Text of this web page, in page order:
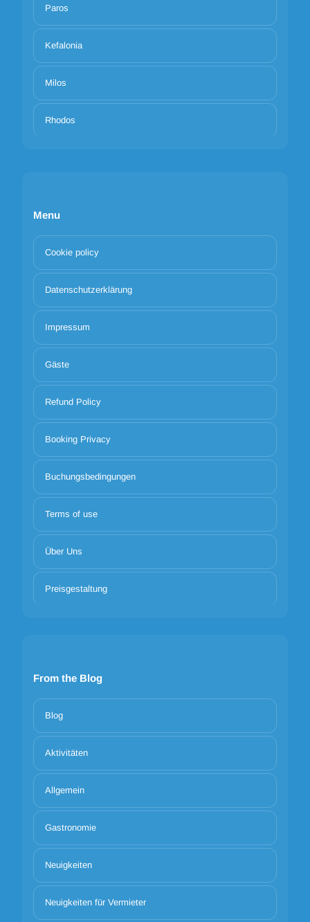
Paros
Kefalonia
Milos
Rhodos
Menu
Cookie policy
Datenschutzerklärung
Impressum
Gäste
Refund Policy
Booking Privacy
Buchungsbedingungen
Terms of use
Über Uns
Preisgestaltung
From the Blog
Blog
Aktivitäten
Allgemein
Gastronomie
Neuigkeiten
Neuigkeiten für Vermieter